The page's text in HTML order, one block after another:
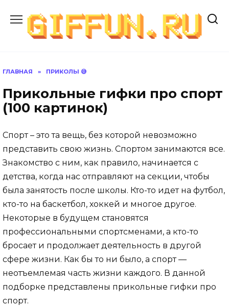
содержанию
ГЛАВНАЯ » ПРИКОЛЫ 😅
Прикольные гифки про спорт
(100 картинок)
Спорт – это та вещь, без которой невозможно
представить свою жизнь. Спортом занимаются все.
Знакомство с ним, как правило, начинается с
детства, когда нас отправляют на секции, чтобы
была занятость после школы. Кто-то идет на футбол,
кто-то на баскетбол, хоккей и многое другое.
Некоторые в будущем становятся
профессиональными спортсменами, а кто-то
бросает и продолжает деятельность в другой
сфере жизни. Как бы то ни было, а спорт —
неотъемлемая часть жизни каждого. В данной
подборке представлены прикольные гифки про
спорт.